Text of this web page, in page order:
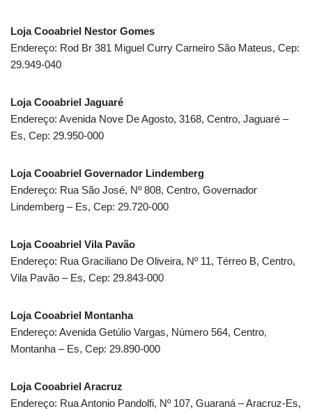
Loja Cooabriel Nestor Gomes
Endereço: Rod Br 381 Miguel Curry Carneiro São Mateus, Cep:
29.949-040
Loja Cooabriel Jaguaré
Endereço: Avenida Nove De Agosto, 3168, Centro, Jaguaré –
Es, Cep: 29.950-000
Loja Cooabriel Governador Lindemberg
Endereço: Rua São José, Nº 808, Centro, Governador
Lindemberg – Es, Cep: 29.720-000
Loja Cooabriel Vila Pavão
Endereço: Rua Graciliano De Oliveira, Nº 11, Térreo B, Centro,
Vila Pavão – Es, Cep: 29.843-000
Loja Cooabriel Montanha
Endereço: Avenida Getúlio Vargas, Número 564, Centro,
Montanha – Es, Cep: 29.890-000
Loja Cooabriel Aracruz
Endereço: Rua Antonio Pandolfi, Nº 107, Guaraná – Aracruz-Es,